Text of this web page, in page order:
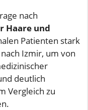
nach
Haare und
Patienten stark
Izmir, um von
deutlich
Vergleich zu